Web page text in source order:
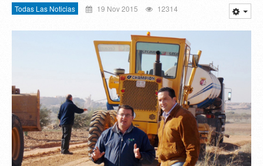
Todas Las Noticias 19 Nov 2015 12314